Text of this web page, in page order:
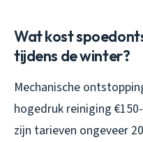
Wat kost
tijdens de winter?
Mechanische
hogedruk reiniging
zijn tarieven ongeveer